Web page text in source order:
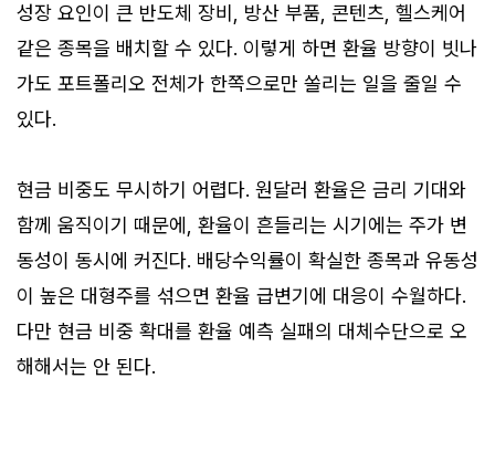
성장 요인이 큰 반도체 장비, 방산 부품, 콘텐츠, 헬스케어
같은 종목을 배치할 수 있다. 이렇게 하면 환율 방향이 빗나
가도 포트폴리오 전체가 한쪽으로만 쏠리는 일을 줄일 수
있다.
현금 비중도 무시하기 어렵다. 원달러 환율은 금리 기대와
함께 움직이기 때문에, 환율이 흔들리는 시기에는 주가 변
동성이 동시에 커진다. 배당수익률이 확실한 종목과 유동성
이 높은 대형주를 섞으면 환율 급변기에 대응이 수월하다.
다만 현금 비중 확대를 환율 예측 실패의 대체수단으로 오
해해서는 안 된다.